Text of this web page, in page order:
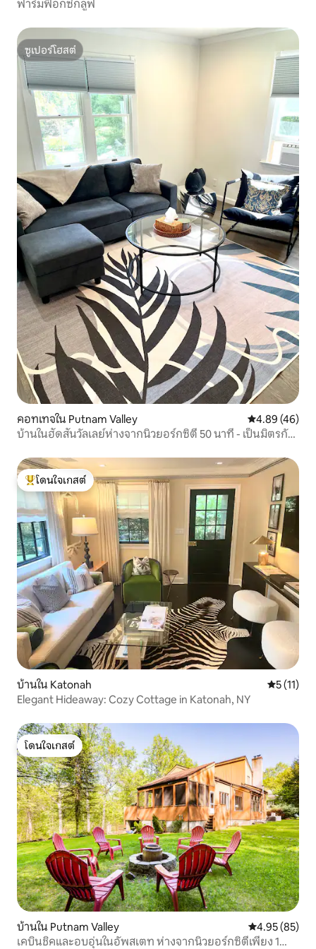
ฟาร์มฟ็อกซ์กลูฟ
ซูเปอร์โฮสต์
ซูเปอร์โฮสต์
คอทเทจใน Putnam Valley คะแนนเฉลี่ย
4.89 (46)
บ้านในฮัดสันวัลเลย์ห่างจากนิวยอร์กซิตี้ 50 นาที - เป็นมิตรกับ
โดนใจเกสต์ที่สุด
โดนใจเกสต์
บ้านใน Katonah คะแนนเฉ
5 (11)
Elegant Hideaway: Cozy Cottage in Katonah, NY
โดนใจเกสต์
โดนใจเกสต์
บ้านใน Putnam Valley คะแนนเฉลี่ย
4.95 (85)
เคบินชิคและอบอุ่นในอัพสเตท ห่างจากนิวยอร์กซิตี้เพียง 1